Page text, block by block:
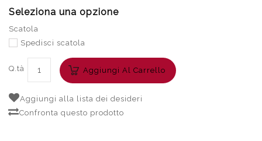
Seleziona una opzione
Scatola
Spedisci scatola
Q.tà Aggiungi Al Carrello
Aggiungi alla lista dei desideri
Confronta questo prodotto